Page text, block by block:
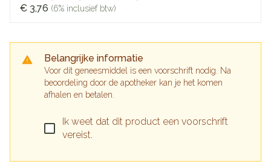
€ 3,76 (6% inclusief btw)
Belangrijke informatie
Voor dit geneesmiddel is een voorschrift nodig. Na
beoordeling door de apotheker kan je het komen
afhalen en betalen.
Ik weet dat dit product een voorschrift
vereist.